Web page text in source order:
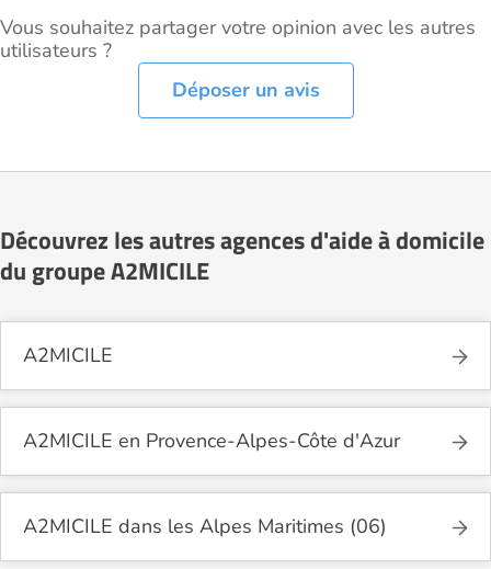
Vous souhaitez partager votre opinion avec les autres
utilisateurs ?
Déposer un avis
Découvrez les autres agences d'aide à domicile
du groupe A2MICILE
A2MICILE
A2MICILE en Provence-Alpes-Côte d'Azur
A2MICILE dans les Alpes Maritimes (06)